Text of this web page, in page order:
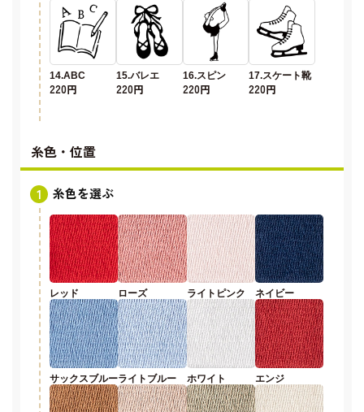
14.ABC
220円
15.バレエ
220円
16.スピン
220円
17.スケート靴
220円
糸色・位置
糸色を選ぶ
レッド ローズ ライトピンク ネイビー
サックスブルーライトブルー ホワイト エンジ